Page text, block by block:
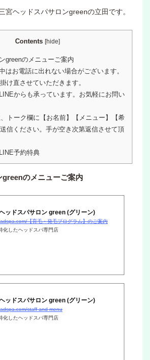
宮ヘッドスパサロンgreenの立田です。
Contents [hide]
greenのメニューご案内
はお電話に出れない場合がございます。
け直させていただきます。
からも承っています。お気軽にお問い
トーク欄に【お名前】【メニュー】【希
信ください。手が空き次第返信させて頂
予約特典
greenのメニューご案内
ッドスパサロン green (グリーン)
【育毛・発毛プログラム】のご案内
化したヘッドスパ専門店
ッドスパサロン green (グリーン)
staff-and-menu
化したヘッドスパ専門店